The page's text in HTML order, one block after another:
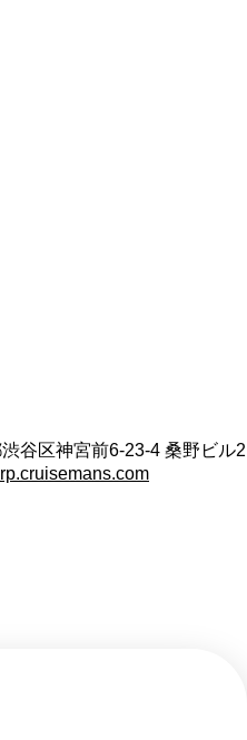
谷区神宮前6-23-4 桑野ビル2